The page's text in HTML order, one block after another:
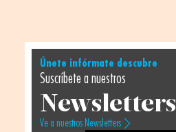
Únete infórmate descubre
Suscríbete a nuestros
Newsletters
Ve a nuestros Newsletters